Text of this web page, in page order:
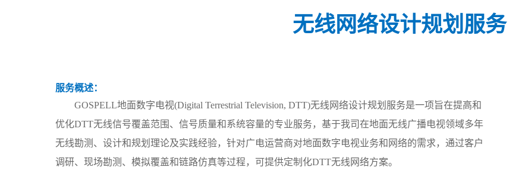
无线网络设计规划服务
服务概述：
GOSPELL地面数字电视(Digital Terrestrial Television, DTT)无线网络设计规划服务是一项旨在提高和
优化DTT无线信号覆盖范围、信号质量和系统容量的专业服务，基于我司在地面无线广播电视领域多年
无线勘测、设计和规划理论及实践经验，针对广电运营商对地面数字电视业务和网络的需求，通过客户
调研、现场勘测、模拟覆盖和链路仿真等过程，可提供定制化DTT无线网络方案。